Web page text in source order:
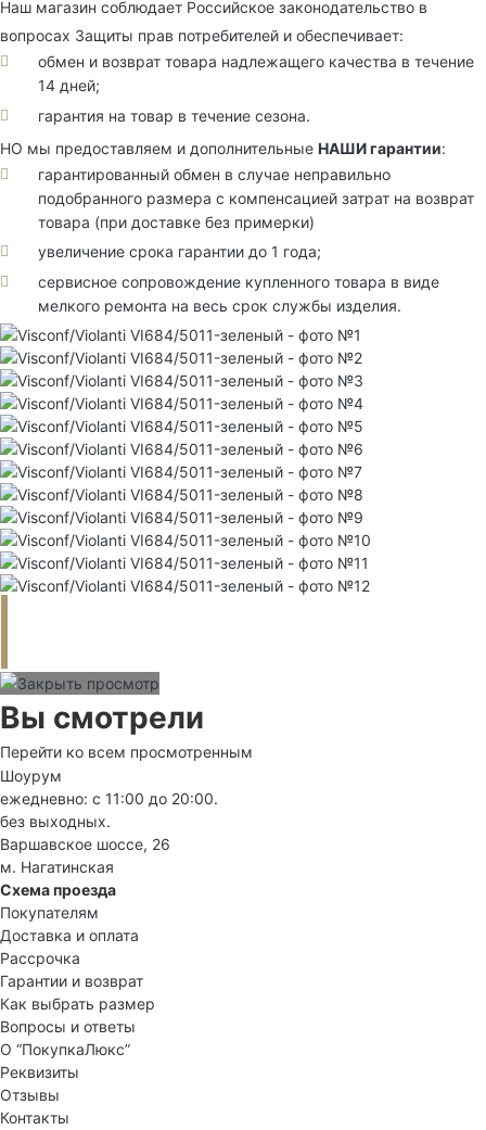
Наш магазин соблюдает Российское законодательство в
вопросах Защиты прав потребителей и обеспечивает:
обмен и возврат товара надлежащего качества в течение
14 дней;
гарантия на товар в течение сезона.
НО мы предоставляем и дополнительные НАШИ гарантии:
гарантированный обмен в случае неправильно
подобранного размера с компенсацией затрат на возврат
товара (при доставке без примерки)
увеличение срока гарантии до 1 года;
сервисное сопровождение купленного товара в виде
мелкого ремонта на весь срок службы изделия.
Вы смотрели
Перейти ко всем просмотренным
Шоурум
ежедневно: с 11:00 до 20:00.
без выходных.
Варшавское шоссе, 26
м. Нагатинская
Схема проезда
Покупателям
Доставка и оплата
Рассрочка
Гарантии и возврат
Как выбрать размер
Вопросы и ответы
О “ПокупкаЛюкс”
Реквизиты
Отзывы
Контакты